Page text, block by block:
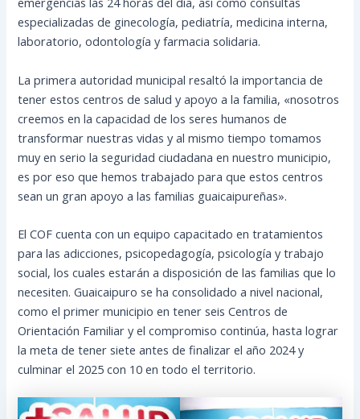
especializadas de ginecología, pediatría, medicina interna,
laboratorio, odontología y farmacia solidaria.
La primera autoridad municipal resaltó la importancia de
tener estos centros de salud y apoyo a la familia, «nosotros
creemos en la capacidad de los seres humanos de
transformar nuestras vidas y al mismo tiempo tomamos
muy en serio la seguridad ciudadana en nuestro municipio,
es por eso que hemos trabajado para que estos centros
sean un gran apoyo a las familias guaicaipureñas».
El COF cuenta con un equipo capacitado en tratamientos
para las adicciones, psicopedagogía, psicología y trabajo
social, los cuales estarán a disposición de las familias que lo
necesiten. Guaicaipuro se ha consolidado a nivel nacional,
como el primer municipio en tener seis Centros de
Orientación Familiar y el compromiso continúa, hasta lograr
la meta de tener siete antes de finalizar el año 2024 y
culminar el 2025 con 10 en todo el territorio.